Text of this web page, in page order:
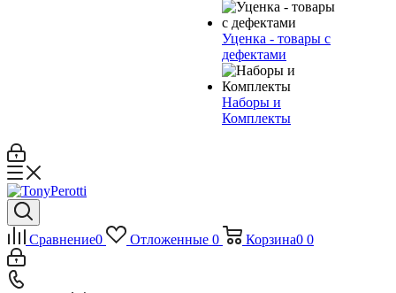
Уценка - товары с
дефектами
Наборы и
Комплекты
Сравнение0 Отложенные 0 Корзина0 0